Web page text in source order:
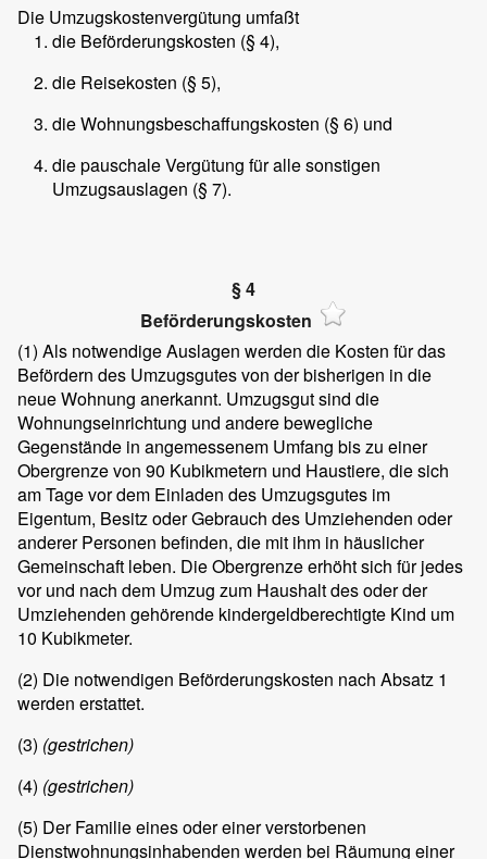
Die Umzugskostenvergütung umfaßt
die Beförderungskosten (§ 4),
die Reisekosten (§ 5),
die Wohnungsbeschaffungskosten (§ 6) und
die pauschale Vergütung für alle sonstigen
Umzugsauslagen (§ 7).
§ 4
Beförderungskosten
(1) Als notwendige Auslagen werden die Kosten für das
Befördern des Umzugsgutes von der bisherigen in die
neue Wohnung anerkannt. Umzugsgut sind die
Wohnungseinrichtung und andere bewegliche
Gegenstände in angemessenem Umfang bis zu einer
Obergrenze von 90 Kubikmetern und Haustiere, die sich
am Tage vor dem Einladen des Umzugsgutes im
Eigentum, Besitz oder Gebrauch des Umziehenden oder
anderer Personen befinden, die mit ihm in häuslicher
Gemeinschaft leben. Die Obergrenze erhöht sich für jedes
vor und nach dem Umzug zum Haushalt des oder der
Umziehenden gehörende kindergeldberechtigte Kind um
10 Kubikmeter.
(2) Die notwendigen Beförderungskosten nach Absatz 1
werden erstattet.
(3) (gestrichen)
(4) (gestrichen)
(5) Der Familie eines oder einer verstorbenen
Dienstwohnungsinhabenden werden bei Räumung einer